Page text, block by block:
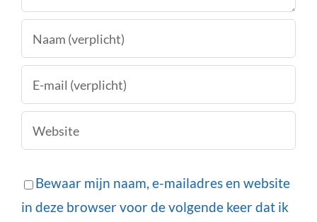
Bewaar mijn naam, e-mailadres en website
in deze browser voor de volgende keer dat ik